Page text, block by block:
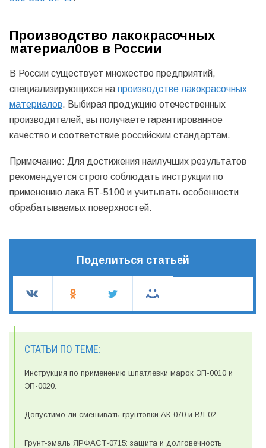
Производство лакокрасочных
материал0ов в России
В России существует множество предприятий,
специализирующихся на производстве лакокрасочных
материалов. Выбирая продукцию отечественных
производителей, вы получаете гарантированное
качество и соответствие российским стандартам.
Примечание: Для достижения наилучших результатов
рекомендуется строго соблюдать инструкции по
применению лака БТ-5100 и учитывать особенности
обрабатываемых поверхностей.
Поделиться статьей
СТАТЬИ ПО ТЕМЕ:
Инструкция по применению шпатлевки марок ЭП-0010 и
ЭП-0020.
Допустимо ли смешивать грунтовки АК-070 и ВЛ-02.
Грунт-эмаль ЯРФАСТ-0715: защита и долговечность